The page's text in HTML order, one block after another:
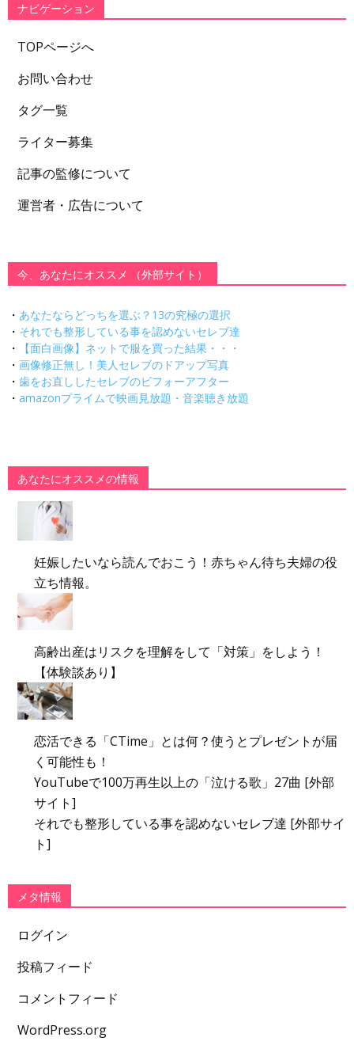
ナビゲーション
TOPページへ
お問い合わせ
タグ一覧
ライター募集
記事の監修について
運営者・広告について
今、あなたにオススメ （外部サイト）
・ あなたならどっちを選ぶ？13の究極の選択
・ それでも整形している事を認めないセレブ達
・
【面白画像】ネットで服を買った結果・・・
・ 画像修正無し！美人セレブのドアップ写真
・ 歯をお直ししたセレブのビフォーアフター
・ amazonプライムで映画見放題・音楽聴き放題
あなたにオススメの情報
妊娠したいなら読んでおこう！赤ちゃん待ち夫婦の役
立ち情報。
高齢出産はリスクを理解をして「対策」をしよう！
【体験談あり】
恋活できる「CTime」とは何？使うとプレゼントが届
く可能性も！
YouTubeで100万再生以上の「泣ける歌」27曲 [外部
サイト]
それでも整形している事を認めないセレブ達 [外部サイ
ト]
メタ情報
ログイン
投稿フィード
コメントフィード
WordPress.org